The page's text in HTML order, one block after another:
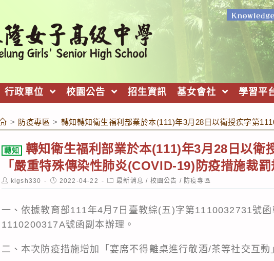
行政單位 校園公告 招生資訊 基女會社 學習平
> 防疫專區 > 轉知轉知衛生福利部業於本(111)年3月28日以衛授疾字第
轉知
轉知衛生福利部業於本(111)年3月28日以衛
「嚴重特殊傳染性肺炎(COVID-19)防疫措施裁罰
Post
author:
klgsh330
Post
published:
2022-04-22
Post
category:
最新消息 / 校園公告 / 防疫專區
一、依據教育部111年4月7日臺教綜(五)字第1110032731號
1110200317A號函副本辦理。
二、本次防疫措施增加「宴席不得離桌進行敬酒/茶等社交互動